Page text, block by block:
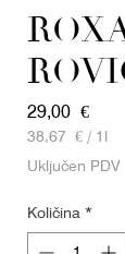
29,00 €
38,67 € / 1l
38,67 €
Litra
Uključen PDV
Količina *